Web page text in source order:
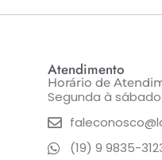
Atendimento
Horário de
Segunda à sábado
(19) 9 9835-